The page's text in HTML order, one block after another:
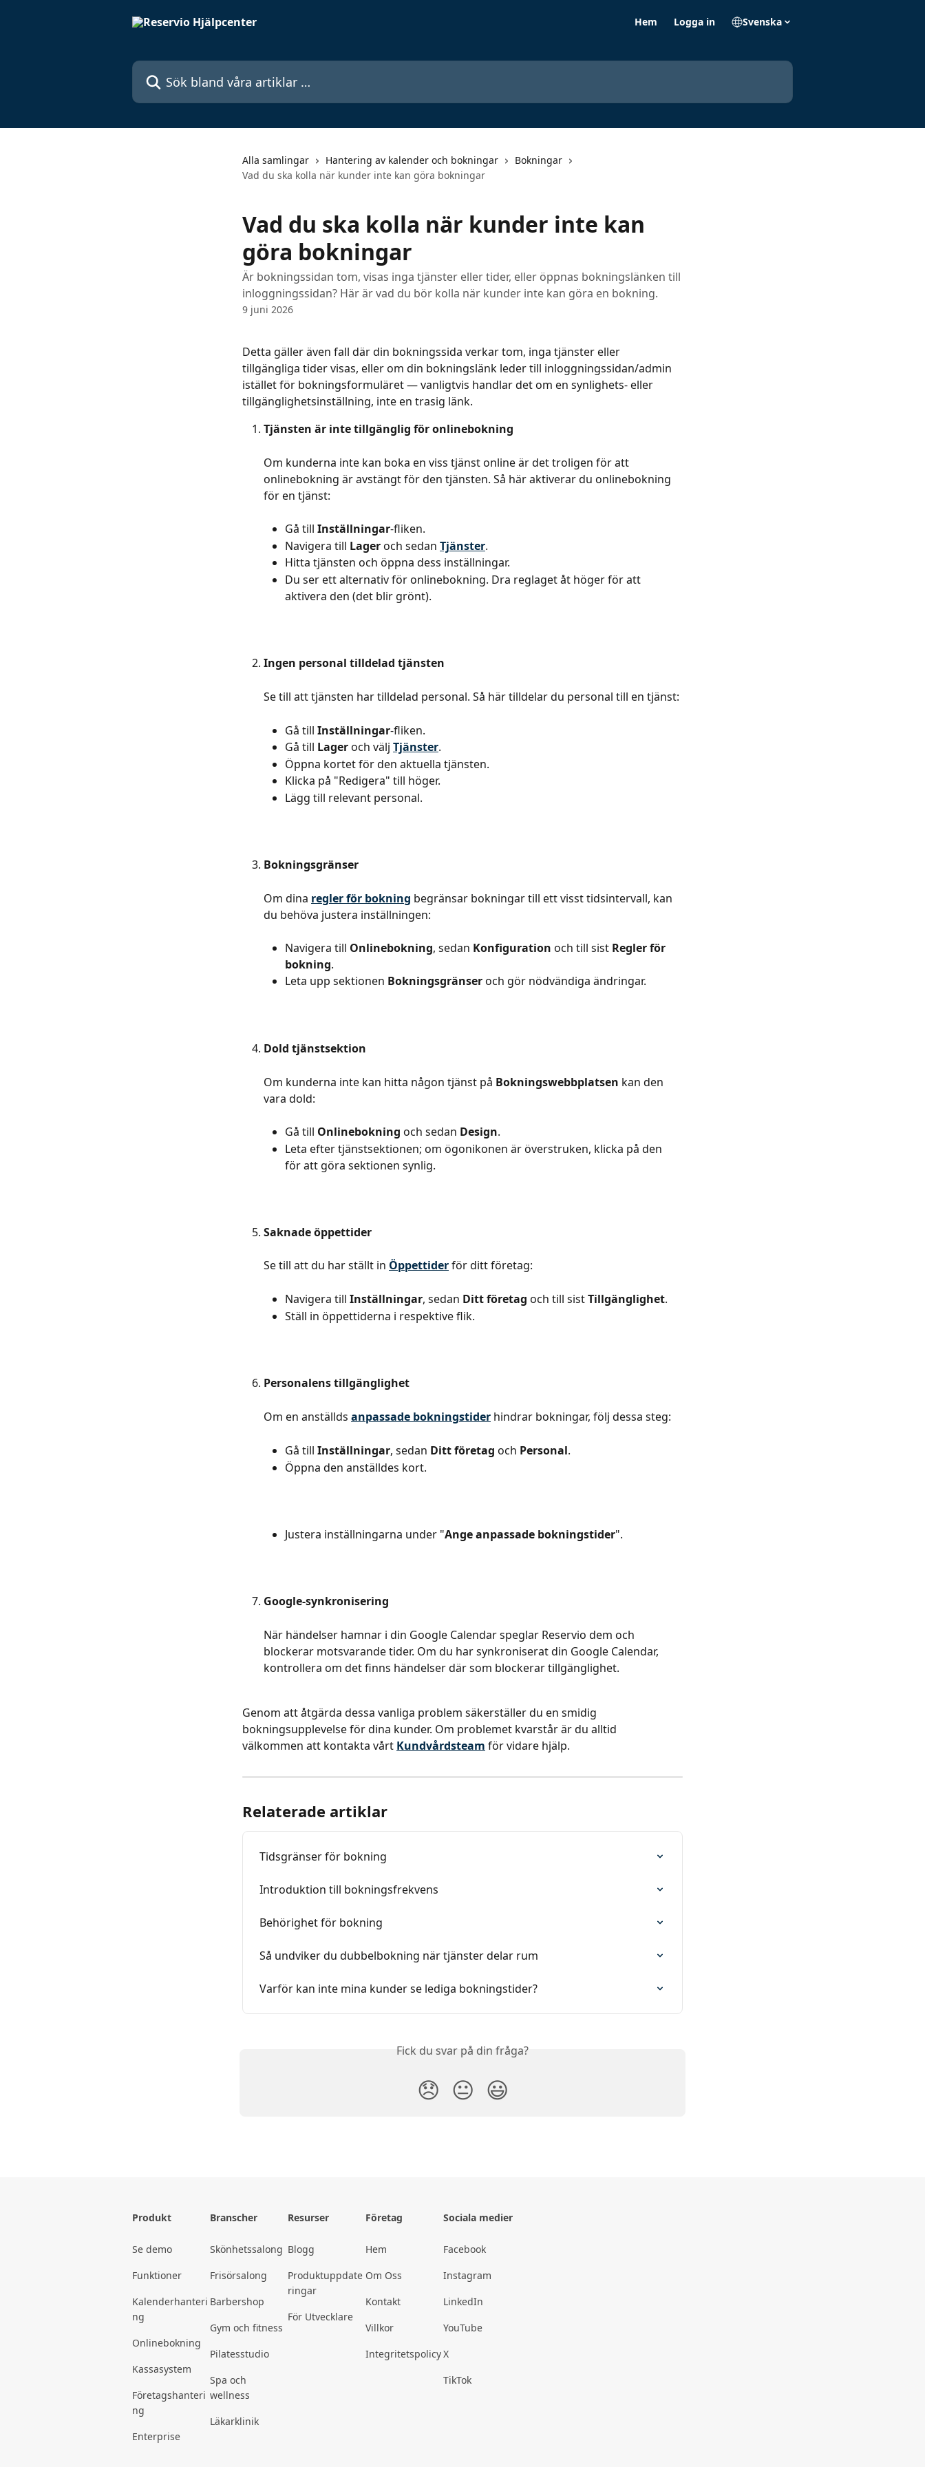
Hem Logga in Svenska
Sök bland våra artiklar …
Alla samlingar Hantering av kalender och bokningar
Bokningar
Vad du ska kolla när kunder inte kan göra bokningar
Vad du ska kolla när kunder inte kan
göra bokningar
Är bokningssidan tom, visas inga tjänster eller tider, eller öppnas bokningslänken till
inloggningssidan? Här är vad du bör kolla när kunder inte kan göra en bokning.
9 juni 2026
Detta gäller även fall där din bokningssida verkar tom, inga tjänster eller
tillgängliga tider visas, eller om din bokningslänk leder till inloggningssidan/admin
istället för bokningsformuläret — vanligtvis handlar det om en synlighets- eller
tillgänglighetsinställning, inte en trasig länk.
Tjänsten är inte tillgänglig för onlinebokning
Om kunderna inte kan boka en viss tjänst online är det troligen för att
onlinebokning är avstängt för den tjänsten. Så här aktiverar du onlinebokning
för en tjänst:
Gå till Inställningar-fliken.
Navigera till Lager och sedan Tjänster.
Hitta tjänsten och öppna dess inställningar.
Du ser ett alternativ för onlinebokning. Dra reglaget åt höger för att
aktivera den (det blir grönt).
Ingen personal tilldelad tjänsten
Se till att tjänsten har tilldelad personal. Så här tilldelar du personal till en tjänst:
Gå till Inställningar-fliken.
Gå till Lager och välj Tjänster.
Öppna kortet för den aktuella tjänsten.
Klicka på "Redigera" till höger.
Lägg till relevant personal.
Bokningsgränser
Om dina regler för bokning begränsar bokningar till ett visst tidsintervall, kan
du behöva justera inställningen:
Navigera till Onlinebokning, sedan Konfiguration och till sist Regler för
bokning.
Leta upp sektionen Bokningsgränser och gör nödvändiga ändringar.
Dold tjänstsektion
Om kunderna inte kan hitta någon tjänst på Bokningswebbplatsen kan den
vara dold:
Gå till Onlinebokning och sedan Design.
Leta efter tjänstsektionen; om ögonikonen är överstruken, klicka på den
för att göra sektionen synlig.
Saknade öppettider
Se till att du har ställt in Öppettider för ditt företag:
Navigera till Inställningar, sedan Ditt företag och till sist Tillgänglighet.
Ställ in öppettiderna i respektive flik.
Personalens tillgänglighet
Om en anställds anpassade bokningstider hindrar bokningar, följ dessa steg:
Gå till Inställningar, sedan Ditt företag och Personal.
Öppna den anställdes kort.
Justera inställningarna under "Ange anpassade bokningstider".
Google-synkronisering
När händelser hamnar i din Google Calendar speglar Reservio dem och
blockerar motsvarande tider. Om du har synkroniserat din Google Calendar,
kontrollera om det finns händelser där som blockerar tillgänglighet.
Genom att åtgärda dessa vanliga problem säkerställer du en smidig
bokningsupplevelse för dina kunder. Om problemet kvarstår är du alltid
välkommen att kontakta vårt Kundvårdsteam för vidare hjälp.
Relaterade artiklar
Tidsgränser för bokning
Introduktion till bokningsfrekvens
Behörighet för bokning
Så undviker du dubbelbokning när tjänster delar rum
Varför kan inte mina kunder se lediga bokningstider?
Fick du svar på din fråga?
😞 😐 😃
Produkt
Se demo
Funktioner
Kalenderhanteri
ng
Onlinebokning
Kassasystem
Företagshanteri
ng
Enterprise
Branscher
Skönhetssalong
Frisörsalong
Barbershop
Gym och fitness
Pilatesstudio
Spa och
wellness
Läkarklinik
Resurser
Blogg
Produktuppdate
ringar
För Utvecklare
Företag
Hem
Om Oss
Kontakt
Villkor
Integritetspolicy
Sociala medier
Facebook
Instagram
LinkedIn
YouTube
X
TikTok